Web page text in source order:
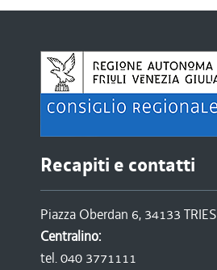
Recapiti e contatti
Piazza Oberdan 6, 34133
Centralino:
tel. 040 3771111